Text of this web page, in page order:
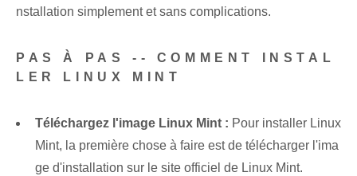
nstallation simplement et sans complications.
PAS À PAS -- COMMENT INSTAL
LER LINUX ‌MINT
Téléchargez l'image⁢ Linux Mint : Pour installer Linux
Mint, la première chose à faire est de télécharger l'ima
ge d'installation sur le site officiel de Linux Mint.